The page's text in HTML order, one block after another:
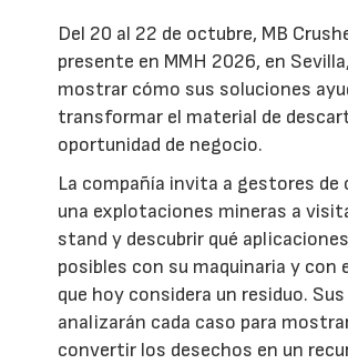
Del 20 al 22 de octubre, MB
presente en MMH 2026, en
mostrar cómo sus soluciones
transformar el material de
oportunidad de negocio.
La compañía invita a gestores de
una explotaciones mineras a
stand y descubrir qué
posibles con su maquinaria y con
que hoy considera un residuo.
analizarán cada caso para
convertir los desechos en un